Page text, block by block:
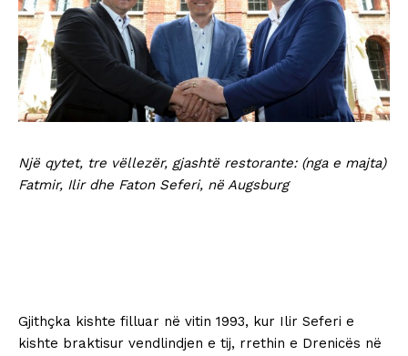
Një qytet, tre vëllezër, gjashtë restorante: (nga e majta)
Fatmir, Ilir dhe Faton Seferi, në Augsburg
Gjithçka kishte filluar në vitin 1993, kur Ilir Seferi e
kishte braktisur vendlindjen e tij, rrethin e Drenicës në